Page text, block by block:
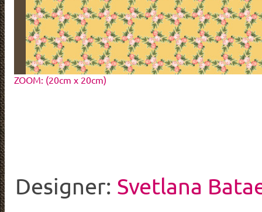
ZOOM: (20cm x 20cm)
Designer: Svetlana